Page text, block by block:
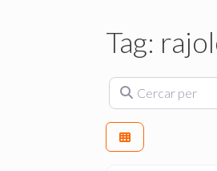
Tag:
Cercar per